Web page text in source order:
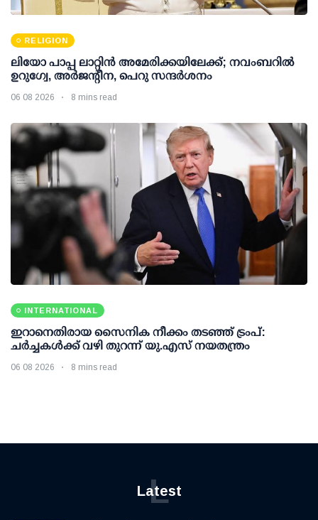
RELIGION
ലിയോ പാപ്പ ലാറ്റിൻ അമേരിക്കയിലേക്ക്; നവംബറിൽ
ഉറുഗ്വേ, അർജന്റീന, പെറു സന്ദർശനം
06 08 2026 8 mins read
INTERNATIONAL
ഇറാനെതിരായ സൈനിക നീക്കം തടഞ്ഞ് ട്രംപ്:
ചര്‍ച്ചകള്‍ക്ക് വഴി തുറന്ന് യു.എസ് നയതന്ത്രം
06 08 2026 8 mins read
Latest
L